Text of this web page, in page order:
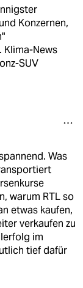
Konzernen,
News
SUV
Was
warum RTL so
etwas kaufen,
verkaufen zu
im
tief dafür